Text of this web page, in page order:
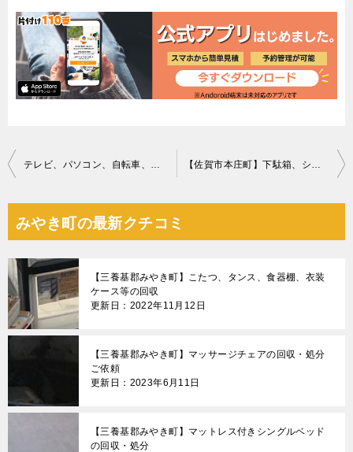
投
ビ
ゲ
ー
シ
ョ
テレビ、パソコン、自転車、テレビボード等の回収・処分ご依頼 【佐賀市本庄町】下駄箱、シューズ、突っ張り棒、一般ごみ等の回収
みやき町の最新クチコミ
【三養基郡みやき町】こたつ、タンス、食器棚、衣装
ケース等の回収
更新日：2022年11月12日
【三養基郡みやき町】マッサージチェアの回収・処分
ご依頼
更新日：2023年6月11日
【三養基郡みやき町】マットレス付きシングルベッド
の回収・処分